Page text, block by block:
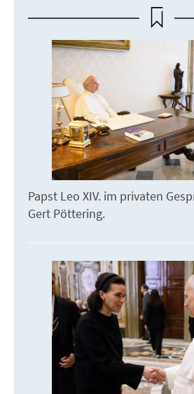
Papst Leo XIV. im privaten
Gert Pöttering.